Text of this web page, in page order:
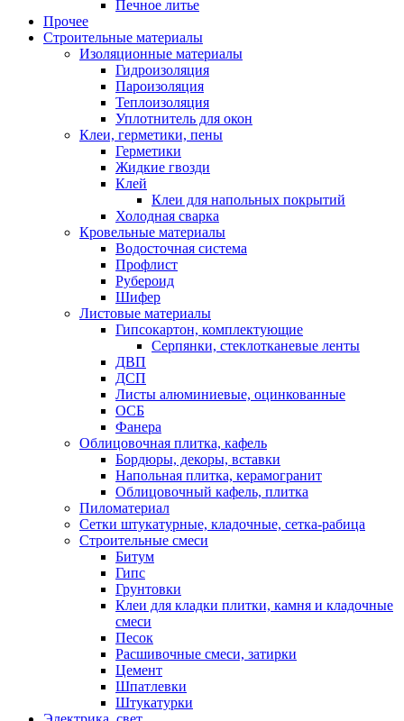
Печное литье
Прочее
Строительные материалы
Изоляционные материалы
Гидроизоляция
Пароизоляция
Теплоизоляция
Уплотнитель для окон
Клеи, герметики, пены
Герметики
Жидкие гвозди
Клей
Клеи для напольных покрытий
Холодная сварка
Кровельные материалы
Водосточная система
Профлист
Рубероид
Шифер
Листовые материалы
Гипсокартон, комплектующие
Серпянки, стеклотканевые ленты
ДВП
ДСП
Листы алюминиевые, оцинкованные
ОСБ
Фанера
Облицовочная плитка, кафель
Бордюры, декоры, вставки
Напольная плитка, керамогранит
Облицовочный кафель, плитка
Пиломатериал
Сетки штукатурные, кладочные, сетка-рабица
Строительные смеси
Битум
Гипс
Грунтовки
Клеи для кладки плитки, камня и кладочные
смеси
Песок
Расшивочные смеси, затирки
Цемент
Шпатлевки
Штукатурки